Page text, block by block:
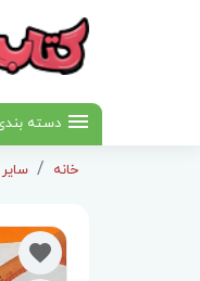
دسته
خانه سایر